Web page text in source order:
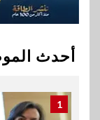
أحدث
1